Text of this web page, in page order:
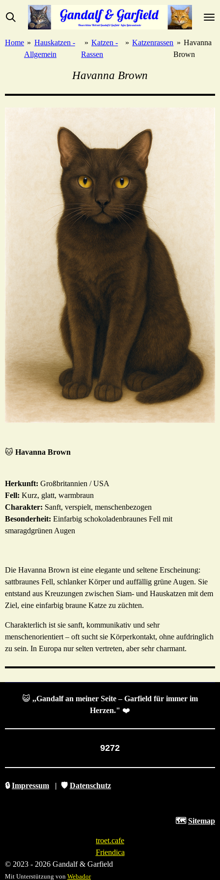
Hauptinhalt
Home » Hauskatzen -
Allgemein
» Katzen -
Rassen
» Katzenrassen » Havanna
Brown
Havanna Brown
🐱 Havanna Brown
Herkunft: Großbritannien / USA
Fell: Kurz, glatt, warmbraun
Charakter: Sanft, verspielt, menschenbezogen
Besonderheit: Einfarbig schokoladenbraunes Fell mit
smaragdgrünen Augen
Die Havanna Brown ist eine elegante und seltene Erscheinung:
sattbraunes Fell, schlanker Körper und auffällig grüne Augen. Sie
entstand aus Kreuzungen zwischen Siam- und Hauskatzen mit dem
Ziel, eine einfarbig braune Katze zu züchten.
Charakterlich ist sie sanft, kommunikativ und sehr
menschenorientiert – oft sucht sie Körperkontakt, ohne aufdringlich
zu sein. In Europa nur selten vertreten, aber sehr charmant.
😺 ,,Gandalf an meiner Seite – Garfield für immer im
Herzen." ❤️
9272
🔒Impressum | 🛡️ Datenschutz
🗺️ Sitemap
troet.cafe
Friendica
© 2023 - 2026 Gandalf & Garfield
Mit Unterstützung von Webador